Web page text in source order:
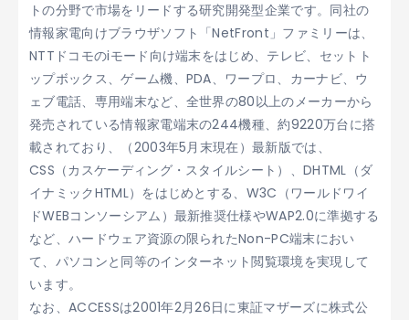
トの分野で市場をリードする研究開発型企業です。同社の
情報家電向けブラウザソフト「NetFront」ファミリーは、
NTTドコモのiモード向け端末をはじめ、テレビ、セットト
ップボックス、ゲーム機、PDA、ワープロ、カーナビ、ウ
ェブ電話、専用端末など、全世界の80以上のメーカーから
発売されている情報家電端末の244機種、約9220万台に搭
載されており、（2003年5月末現在）最新版では、
CSS（カスケーディング・スタイルシート）、DHTML（ダ
イナミックHTML）をはじめとする、W3C（ワールドワイ
ドWEBコンソーシアム）最新推奨仕様やWAP2.0に準拠する
など、ハードウェア資源の限られたNon-PC端末におい
て、パソコンと同等のインターネット閲覧環境を実現して
います。
なお、ACCESSは2001年2月26日に東証マザーズに株式公